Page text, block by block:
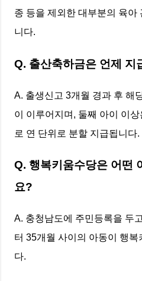
종 등을 제외한 대부분의 육아
니다.
Q. 출산축하금은 언제 지
A. 출생신고 3개월 경과 후 해
이 이루어지며, 둘째 아이 이
로 연 단위로 분할 지급됩니다.
Q. 행복키움수당은 어떤
요?
A. 충청남도에 주민등록을 두
터 35개월 사이의 아동이 행복
다.